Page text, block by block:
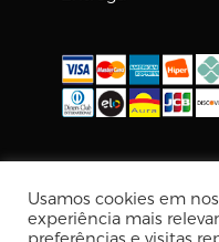
Usamos cookies em
experiência mais